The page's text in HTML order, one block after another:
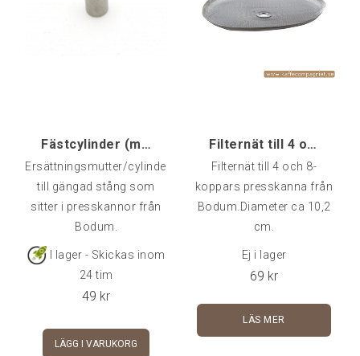
Fästcylinder (mutter) till stång Bodum Presskanna
Ersättningsmutter/cylinder
till gängad stång som
sitter i presskannor från
Bodum.
I lager - Skickas inom
24 tim
49 kr
LÄGG I VARUKORG
Filternät till 4 och 8-koppars
Filternät till 4 och 8-
koppars presskanna från
Bodum.Diameter ca 10,2
cm.
Ej i lager
69 kr
LÄS MER